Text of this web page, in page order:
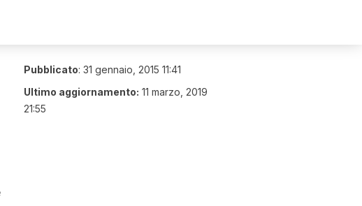
Pubblicato: 31 gennaio, 2015 11:41
Ultimo aggiornamento: 11 marzo, 2019
21:55